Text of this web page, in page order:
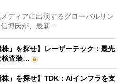
ディアに出演するグローバルリン
博氏が、最新…
株」を探せ】レーザーテック：最先
検査装…
株」を探せ】TDK：AIインフラを支